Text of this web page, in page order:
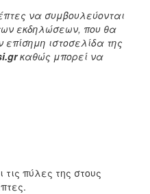
να συμβουλεύονται
εκδηλώσεων, που θα
ιστοσελίδα της
grκαθώς μπορεί να
τις πύλες της στους